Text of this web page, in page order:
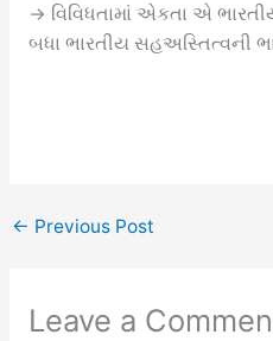
→ વિવિધતામાં એકતા એ
બધા ભારતીય સહઅસ્તિત્વની
← Previous Post
Leave a